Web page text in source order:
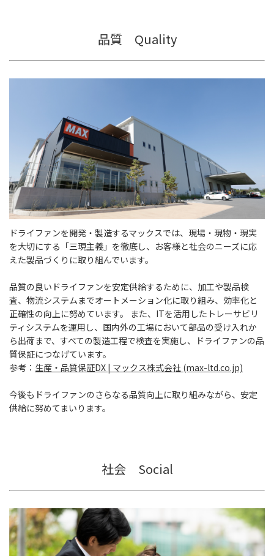
品質 Quality
ドライファンを開発・製造するマックスでは、現場・現物・現実
を大切にする「三現主義」を徹底し、お客様と社会のニーズに応
えた製品づくりに取り組んでいます。
品質の良いドライファンを安定供給するために、加工や製品検
査、物流システムまでオートメーション化に取り組み、効率化と
正確性の向上に努めています。 また、ITを活用したトレーサビリ
ティシステムを運用し、国内外の工場において部品の受け入れか
ら出荷まで、すべての製造工程で検査を実施し、ドライファンの品
質保証につなげています。
参考： 生産・品質保証DX | マックス株式会社 (max-ltd.co.jp)
今後もドライファンのさらなる品質向上に取り組みながら、安定
供給に努めてまいります。
社会 Social